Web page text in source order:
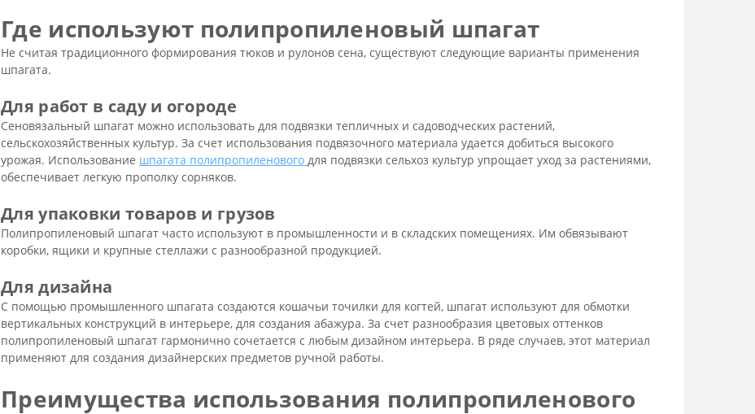
Где используют полипропиленовый шпагат
Не считая традиционного формирования тюков и рулонов сена, существуют следующие варианты применения
шпагата.
Для работ в саду и огороде
Сеновязальный шпагат можно использовать для подвязки тепличных и садоводческих растений,
сельскохозяйственных культур. За счет использования подвязочного материала удается добиться высокого
урожая. Использование шпагата полипропиленового для подвязки сельхоз культур упрощает уход за растениями,
обеспечивает легкую прополку сорняков.
Для упаковки товаров и грузов
Полипропиленовый шпагат часто используют в промышленности и в складских помещениях. Им обвязывают
коробки, ящики и крупные стеллажи с разнообразной продукцией.
Для дизайна
С помощью промышленного шпагата создаются кошачьи точилки для когтей, шпагат используют для обмотки
вертикальных конструкций в интерьере, для создания абажура. За счет разнообразия цветовых оттенков
полипропиленовый шпагат гармонично сочетается с любым дизайном интерьера. В ряде случаев, этот материал
применяют для создания дизайнерских предметов ручной работы.
Преимущества использования полипропиленового